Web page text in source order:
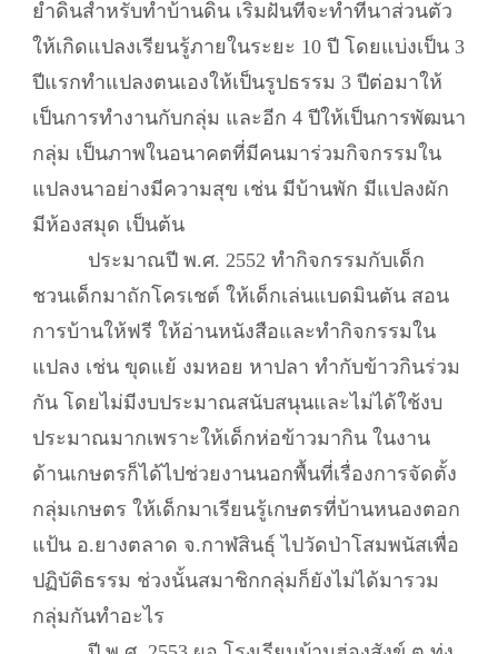
ย่ำดินสำหรับทำบ้านดิน เริ่มฝันที่จะทำที่นาส่วนตัว
ให้เกิดแปลงเรียนรู้ภายในระยะ 10 ปี โดยแบ่งเป็น 3
ปีแรกทำแปลงตนเองให้เป็นรูปธรรม 3 ปีต่อมาให้
เป็นการทำงานกับกลุ่ม และอีก 4 ปีให้เป็นการพัฒนา
กลุ่ม เป็นภาพในอนาคตที่มีคนมาร่วมกิจกรรมใน
แปลงนาอย่างมีความสุข เช่น มีบ้านพัก มีแปลงผัก
มีห้องสมุด เป็นต้น
ประมาณปี พ.ศ. 2552 ทำกิจกรรมกับเด็ก
ชวนเด็กมาถักโครเชต์ ให้เด็กเล่นแบดมินตัน สอน
การบ้านให้ฟรี ให้อ่านหนังสือและทำกิจกรรมใน
แปลง เช่น ขุดแย้ งมหอย หาปลา ทำกับข้าวกินร่วม
กัน โดยไม่มีงบประมาณสนับสนุนและไม่ได้ใช้งบ
ประมาณมากเพราะให้เด็กห่อข้าวมากิน ในงาน
ด้านเกษตรก็ได้ไปช่วยงานนอกพื้นที่เรื่องการจัดตั้ง
กลุ่มเกษตร ให้เด็กมาเรียนรู้เกษตรที่บ้านหนองตอก
แป้น อ.ยางตลาด จ.กาฬสินธุ์ ไปวัดป่าโสมพนัสเพื่อ
ปฏิบัติธรรม ช่วงนั้นสมาชิกกลุ่มก็ยังไม่ได้มารวม
กลุ่มกันทำอะไร